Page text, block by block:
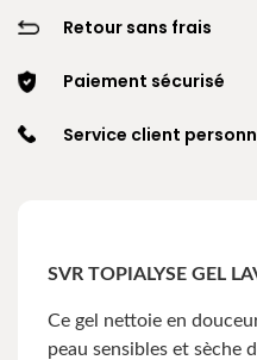
Retour sans frais
Paiement sécurisé
Service client
SVR TOPIALYSE GEL
Ce gel nettoie en
peau sensibles et sèche